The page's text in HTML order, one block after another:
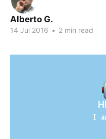
Alberto G.
14 Jul 2016 • 2 min read